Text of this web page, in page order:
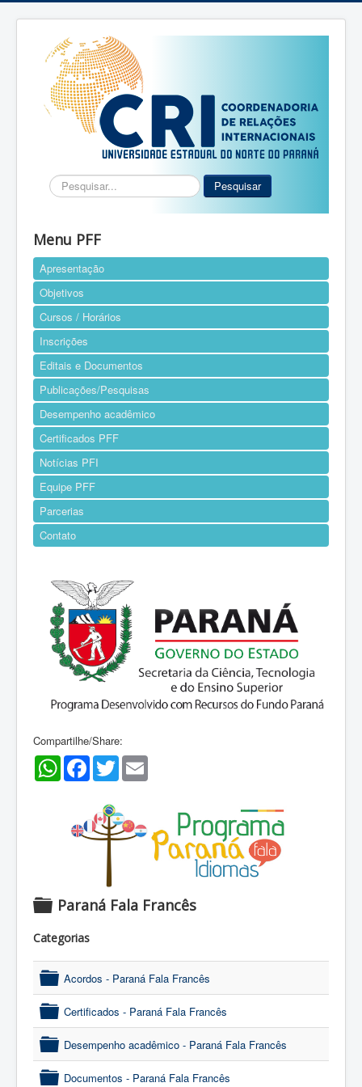
Pesquisar... Pesquisar
Menu PFF
Apresentação
Objetivos
Cursos / Horários
Inscrições
Editais e Documentos
Publicações/Pesquisas
Desempenho acadêmico
Certificados PFF
Notícias PFI
Equipe PFF
Parcerias
Contato
Compartilhe/Share:
WhatsAppFacebookTwitter
o
l
d
e
r
Paraná Fala Francês
Categorias
folder
Acordos - Paraná Fala Francês
folder
Certificados - Paraná Fala Francês
folder
Desempenho acadêmico - Paraná Fala Francês
Documentos - Paraná Fala Francês